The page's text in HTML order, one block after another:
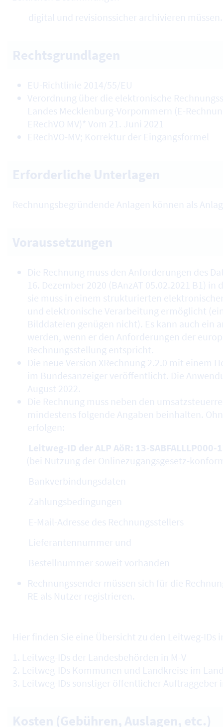
digital und revisionssicher archivieren müssen.
EU-Richtlinie 2014/55/EU
Verordnung über die elektronische
Landes Mecklenburg-Vorpommern (E-
ERechVO MV)* Vom 21. Juni 2021
ERechVO-MV; Korrektur der Eingangsformel
Rechnungsbegründende Anlagen können als
Die Rechnung muss den Anforderungen des
16. Dezember 2020 (BAnzAT 05.02.2021 B1)
sie muss in einem strukturierten
und elektronische Verarbeitung ermöglicht
Bilddateien genügen nicht). Es kann auch ein
werden, wenn er den Anforderungen der
Rechnungsstellung entspricht.
Die neue Version XRechnung 2.2.0 mit einem
im Bundesanzeiger veröffentlicht. Die
August 2022.
Die Rechnung muss neben den
mindestens folgende Angaben beinhalten.
erfolgen:
Leitweg-ID der ALP AöR: 13-SABFALLLP000-
(bei Nutzung der Onlinezugangsgesetz-
Bankverbindungsdaten
Zahlungsbedingungen
E-Mail-Adresse des Rechnungsstellers
Lieferantennummer und
Bestellnummer soweit vorhanden
Rechnungssender müssen sich für die
RE als Nutzer registrieren.
Hier finden Sie eine Übersicht zu den Leitweg-IDs
1. Leitweg-IDs der Landesbehörden in M-V
2. Leitweg-IDs Kommunen und Landkreise im
3. Leitweg-IDs sonstiger öffentlicher Auftraggeber